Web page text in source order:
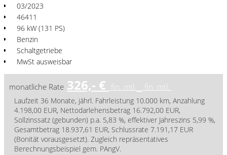
03/2023
46411
96 kW (131 PS)
Benzin
Schaltgetriebe
MwSt ausweisbar
monatliche Rate 326,- € fin. mtl. fin. mtl.
Laufzeit 36 Monate, jährl. Fahrleistung 10.000 km, Anzahlung
4.198,00 EUR, Nettodarlehensbetrag 16.792,00 EUR,
Sollzinssatz (gebunden) p.a. 5,83 %, effektiver Jahreszins 5,99 %,
Gesamtbetrag 18.937,61 EUR, Schlussrate 7.191,17 EUR
(Bonität vorausgesetzt). Zugleich repräsentatives
Berechnungsbeispiel gem. PAngV.